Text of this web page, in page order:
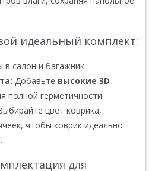
идеальный комплект:
салон и багажник.
Добавьте высокие 3D
полной герметичности.
цвет коврика,
чтобы коврик идеально
для